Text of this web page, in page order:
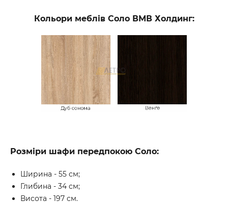
Кольори меблів Соло ВМВ Холдинг:
Розміри шафи передпокою Соло:
Ширина - 55 см;
Глибина - 34 см;
Висота - 197 см.